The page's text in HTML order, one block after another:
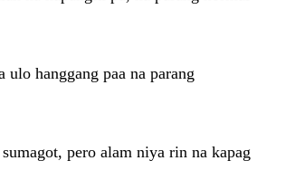
hanggang paa na parang
pero alam niya rin na kapag